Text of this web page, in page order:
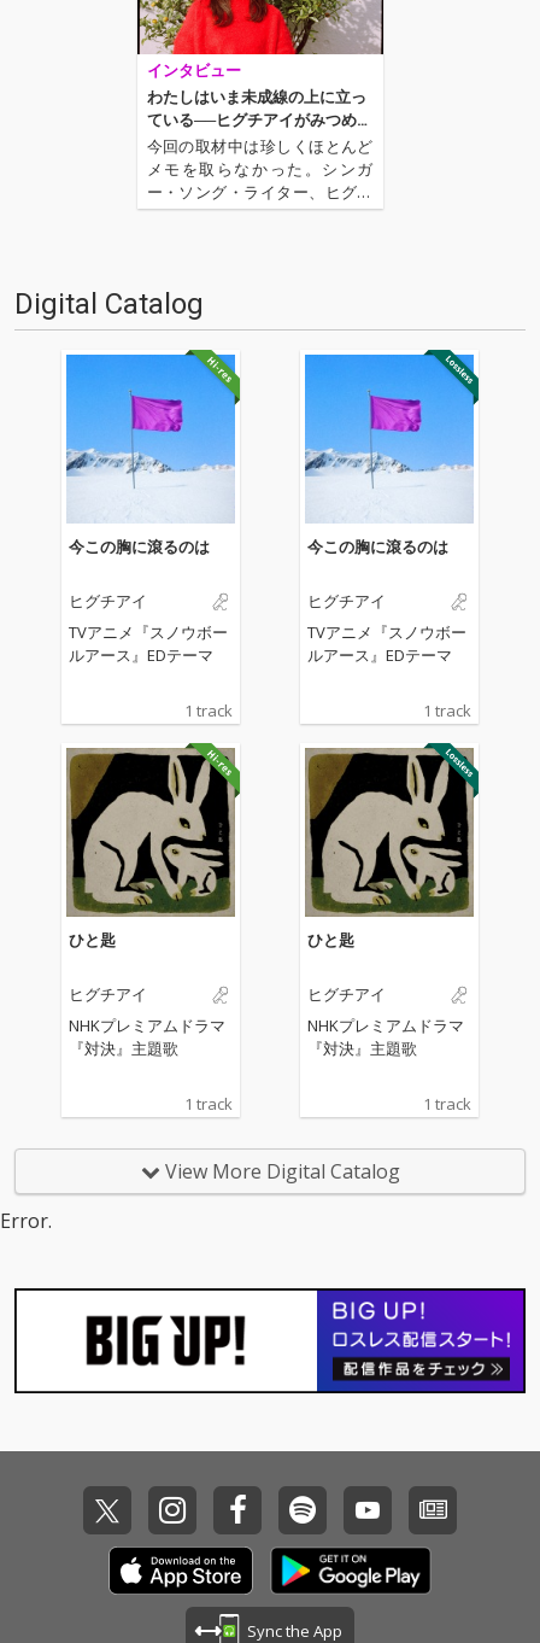
インタビュー
わたしはいま未成線の上に立っ
ている──ヒグチアイがみつめる
終点の向こう側
今回の取材中は珍しくほとんど
メモを取らなかった。シンガ
ー・ソング・ライター、ヒグチ
アイの話を目と耳で覚えておき
きつける魅力があった。「終着
駅の向こう側ってなんなんだろ
う」「…
Digital Catalog
今この胸に滾るのは
ヒグチアイ
TVアニメ『スノウボー
ルアース』EDテーマ
1 track
今この胸に滾るのは
ヒグチアイ
TVアニメ『スノウボー
ルアース』EDテーマ
1 track
ひと匙
ヒグチアイ
NHKプレミアムドラマ
『対決』主題歌
1 track
ひと匙
ヒグチアイ
NHKプレミアムドラマ
『対決』主題歌
1 track
View More Digital Catalog
Error.
Sync the App